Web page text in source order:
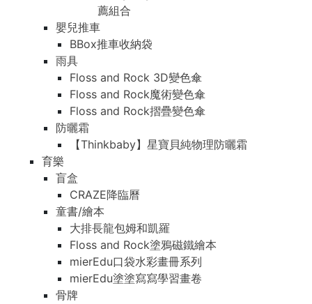
薦組合
嬰兒推車
BBox推車收納袋
雨具
Floss and Rock 3D變色傘
Floss and Rock魔術變色傘
Floss and Rock摺疊變色傘
防曬霜
【Thinkbaby】星寶貝純物理防曬霜
育樂
盲盒
CRAZE降臨曆
童書/繪本
大排長龍包姆和凱羅
Floss and Rock塗鴉磁鐵繪本
mierEdu口袋水彩畫冊系列
mierEdu塗塗寫寫學習畫卷
骨牌